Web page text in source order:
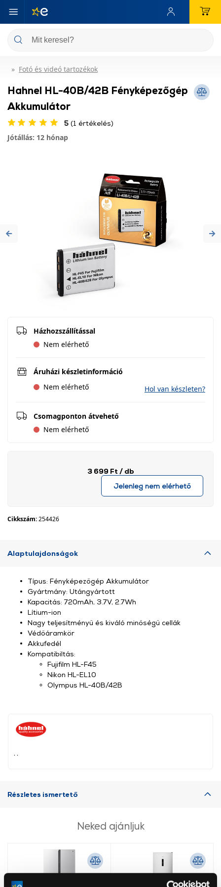
Fotó és videó tartozékok
Hahnel HL-40B/42B Fényképezőgép
Akkumulátor
5 (1 értékelés)
Jótállás: 12 hónap
Previous
Házhozszállítással
Nem elérhető
Áruházi készletinformáció
Nem elérhető
Hol van készleten?
Csomagponton átvehető
Nem elérhető
3 699 Ft / db
Jelenleg nem elérhető
Cikkszám:254426
Alaptulajdonságok
Típus: Fényképezőgép Akkumulátor
Gyártmány: Utángyártott
Kapacitás: 720mAh, 3.7V, 2.7Wh
Lítium-ion
Nagy teljesítményű és kiváló minőségű cellák
Védőáramkör
Akkufedél
Kompatibiltás:
Fujifilm HL-F45
Nikon HL-EL10
Olympus HL-40B/42B
Részletes ismertető
Neked ajánljuk